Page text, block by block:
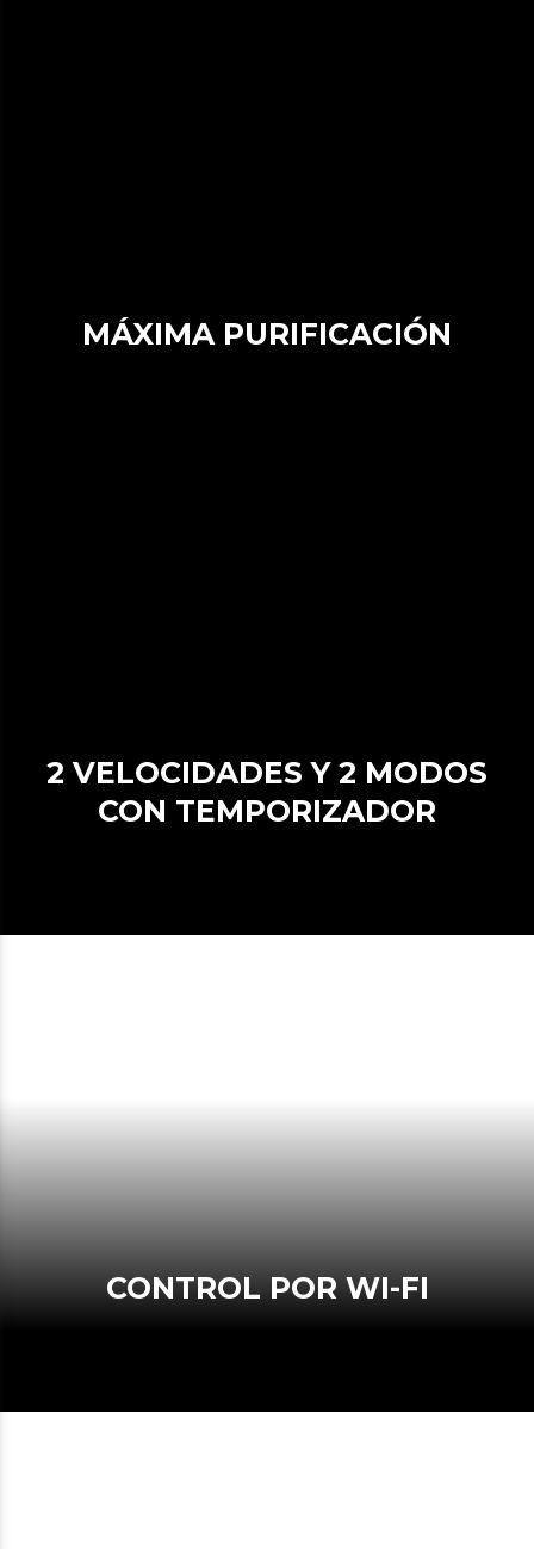
MÁXIMA PURIFICACIÓN
2 VELOCIDADES Y 2 MODOS
CON TEMPORIZADOR
CONTROL POR WI-FI